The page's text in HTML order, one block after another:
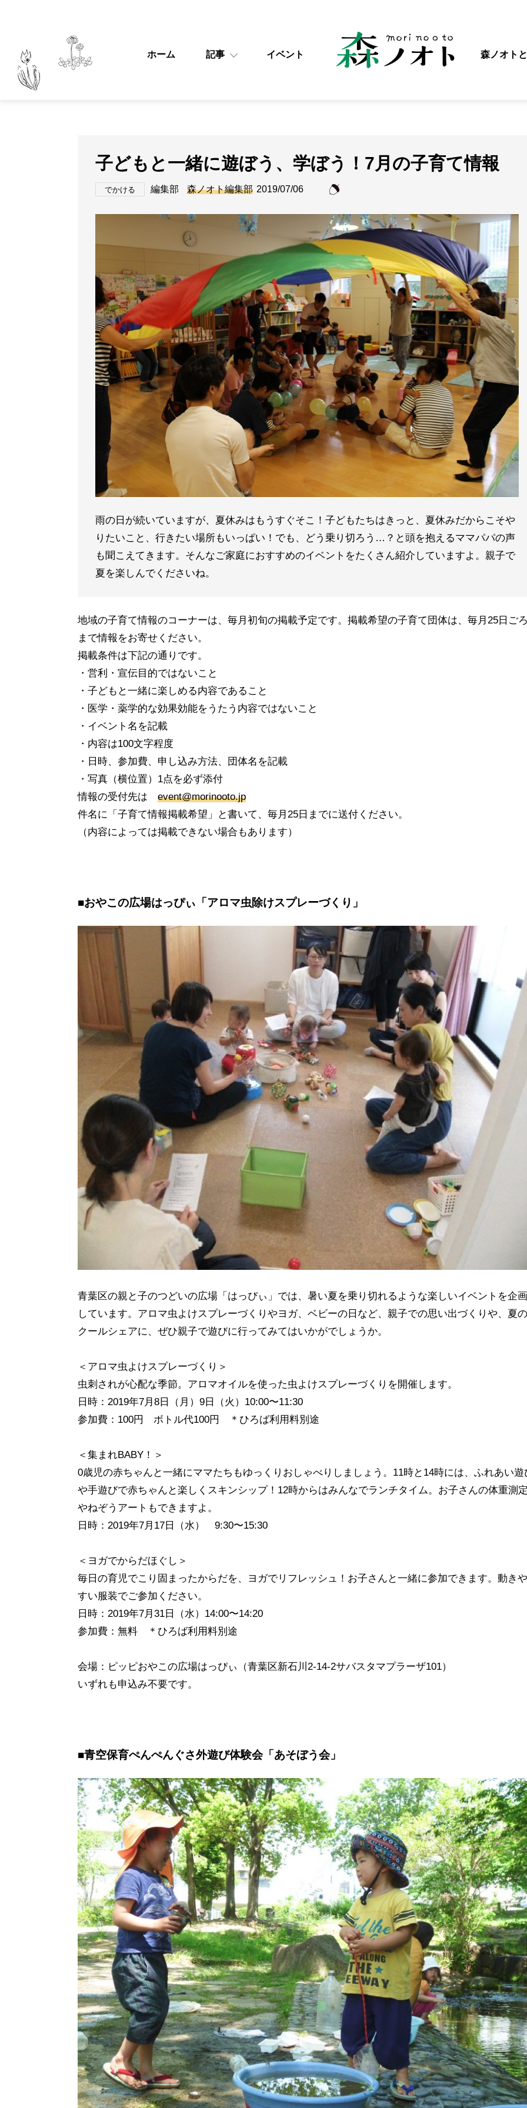
ホーム 記事 イベント 森ノオト
子どもと一緒に遊ぼう、学ぼう！7月の子育て情報
でかける 編集部 森ノオト編集部 2019/07/06
雨の日が続いていますが、夏休みはもうすぐそこ！子どもたちはきっと、夏休みだからこそや
りたいこと、行きたい場所もいっぱい！でも、どう乗り切ろう…？と頭を抱えるママパパの声
も聞こえてきます。そんなご家庭におすすめのイベントをたくさん紹介していますよ。親子で
夏を楽しんでくださいね。
地域の子育て情報のコーナーは、毎月初旬の掲載予定です。掲載希望の子育て団体は、毎月25日ご
まで情報をお寄せください。
掲載条件は下記の通りです。
・営利・宣伝目的ではないこと
・子どもと一緒に楽しめる内容であること
・医学・薬学的な効果効能をうたう内容ではないこと
・イベント名を記載
・内容は100文字程度
・日時、参加費、申し込み方法、団体名を記載
・写真（横位置）1点を必ず添付
情報の受付先は event@morinooto.jp
件名に「子育て情報掲載希望」と書いて、毎月25日までに送付ください。
（内容によっては掲載できない場合もあります）
■おやこの広場はっぴぃ「アロマ虫除けスプレーづくり」
青葉区の親と子のつどいの広場「はっぴぃ」では、暑い夏を乗り切れるような楽しいイベントを企画
しています。アロマ虫よけスプレーづくりやヨガ、ベビーの日など、親子での思い出づくりや、夏の
クールシェアに、ぜひ親子で遊びに行ってみてはいかがでしょうか。
＜アロマ虫よけスプレーづくり＞
虫刺されが心配な季節。アロマオイルを使った虫よけスプレーづくりを開催します。
日時：2019年7月8日（月）9日（火）10:00〜11:30
参加費：100円 ボトル代100円 ＊ひろば利用料別途
＜集まれBABY！＞
0歳児の赤ちゃんと一緒にママたちもゆっくりおしゃべりしましょう。11時と14時には、ふれあい遊
や手遊びで赤ちゃんと楽しくスキンシップ！12時からはみんなでランチタイム。お子さんの体重測
やねぞうアートもできますよ。
日時：2019年7月17日（水） 9:30〜15:30
＜ヨガでからだほぐし＞
毎日の育児でこり固まったからだを、ヨガでリフレッシュ！お子さんと一緒に参加できます。動きや
すい服装でご参加ください。
日時：2019年7月31日（水）14:00〜14:20
参加費：無料 ＊ひろば利用料別途
会場：ピッピおやこの広場はっぴぃ（青葉区新石川2-14-2サバスタマプラーザ101）
いずれも申込み不要です。
■青空保育ぺんぺんぐさ外遊び体験会「あそぼう会」